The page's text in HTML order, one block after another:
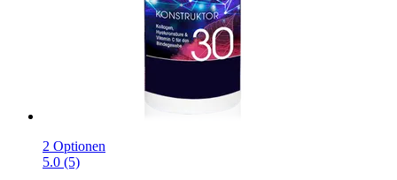
2 Optionen
5.0 (5)